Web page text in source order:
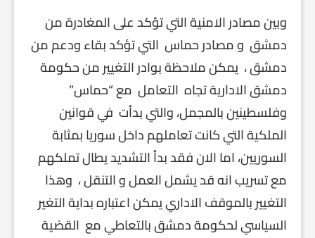
وبين مصادر الامنية التي تؤكد على المغادرة من
دمشق و مصادر حماس التي تؤكد بقاء ودعم من
دمشق ، يمكن ملاحظة بوادر التغيير من حكومة
دمشق الادارية تجاه التعامل مع “حماس”
وفلسطينين بالمجمل، والتي بدأت في قوانين
الملكية التي كانت تعاملهم داخل سوريا بمثابة
السوريين، اما الان فقد بدأ التشديد يطال تملكهم
مع تسريب انه قد يشمل العمل و التنقل ، وهذا
التغيير بالموقف الاداري يمكن اعتباره بداية التغير
السياسي لحكومة دمشق بالتعاطي مع القضية